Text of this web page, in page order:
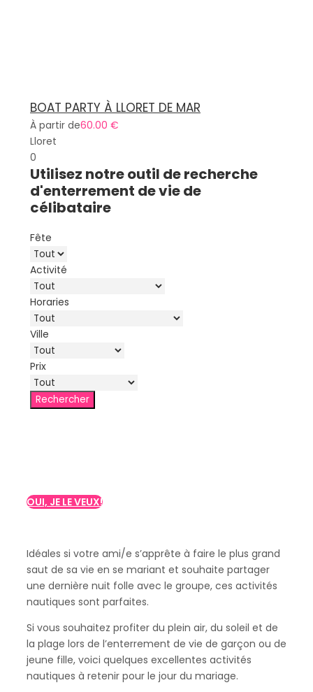
BOAT PARTY À LLORET DE MAR
À partir de60.00 €
Lloret
0
Utilisez notre outil de recherche
d'enterrement de vie de
célibataire
Fête
Activité
Horaries
Ville
Prix
OUI, JE LE VEUX!
Idéales si votre ami/e s’apprête à faire le plus grand
saut de sa vie en se mariant et souhaite partager
une dernière nuit folle avec le groupe, ces activités
nautiques sont parfaites.
Si vous souhaitez profiter du plein air, du soleil et de
la plage lors de l’enterrement de vie de garçon ou de
jeune fille, voici quelques excellentes activités
nautiques à retenir pour le jour du mariage.